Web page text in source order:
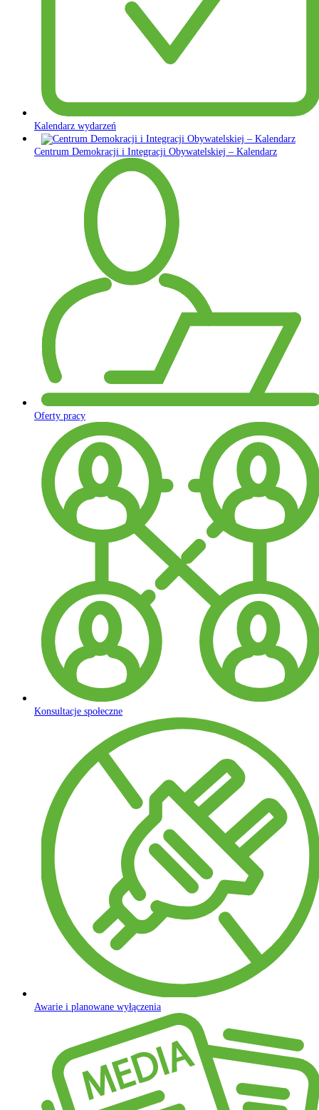
Kalendarz wydarzeń
Centrum Demokracji i Integracji Obywatelskiej – Kalendarz
Oferty pracy
Konsultacje społeczne
Awarie i planowane wyłączenia